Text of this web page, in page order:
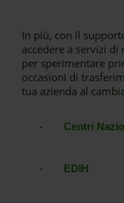
In più, con il
accedere a servizi
per sperimentare
occasioni di
tua azienda al
- Centri
- EDIH